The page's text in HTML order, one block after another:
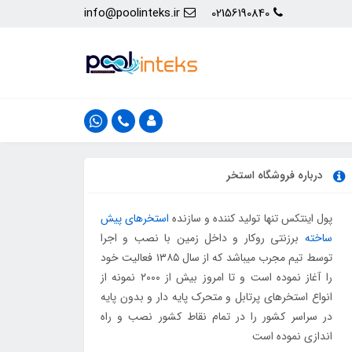
02156190840
info@poolinteks.ir
درباره فروشگاه استخر
پول اینتکس تنها تولید کننده و سازنده استخرهای پیش
ساخته برزنتی روکار و داخل زمین با نصب و اجرا
توسط تیم مجرب میباشد که از سال ۱۳۸۵ فعالیت خود
را آغاز نموده است و تا امروز بیش از ۲۰۰۰ نمونه از
انواع استخرهای پرتابل و متحرک پایه دار و بدون پایه
در سراسر کشور را در تمام نقاط کشور نصب و راه
اندازی نموده است